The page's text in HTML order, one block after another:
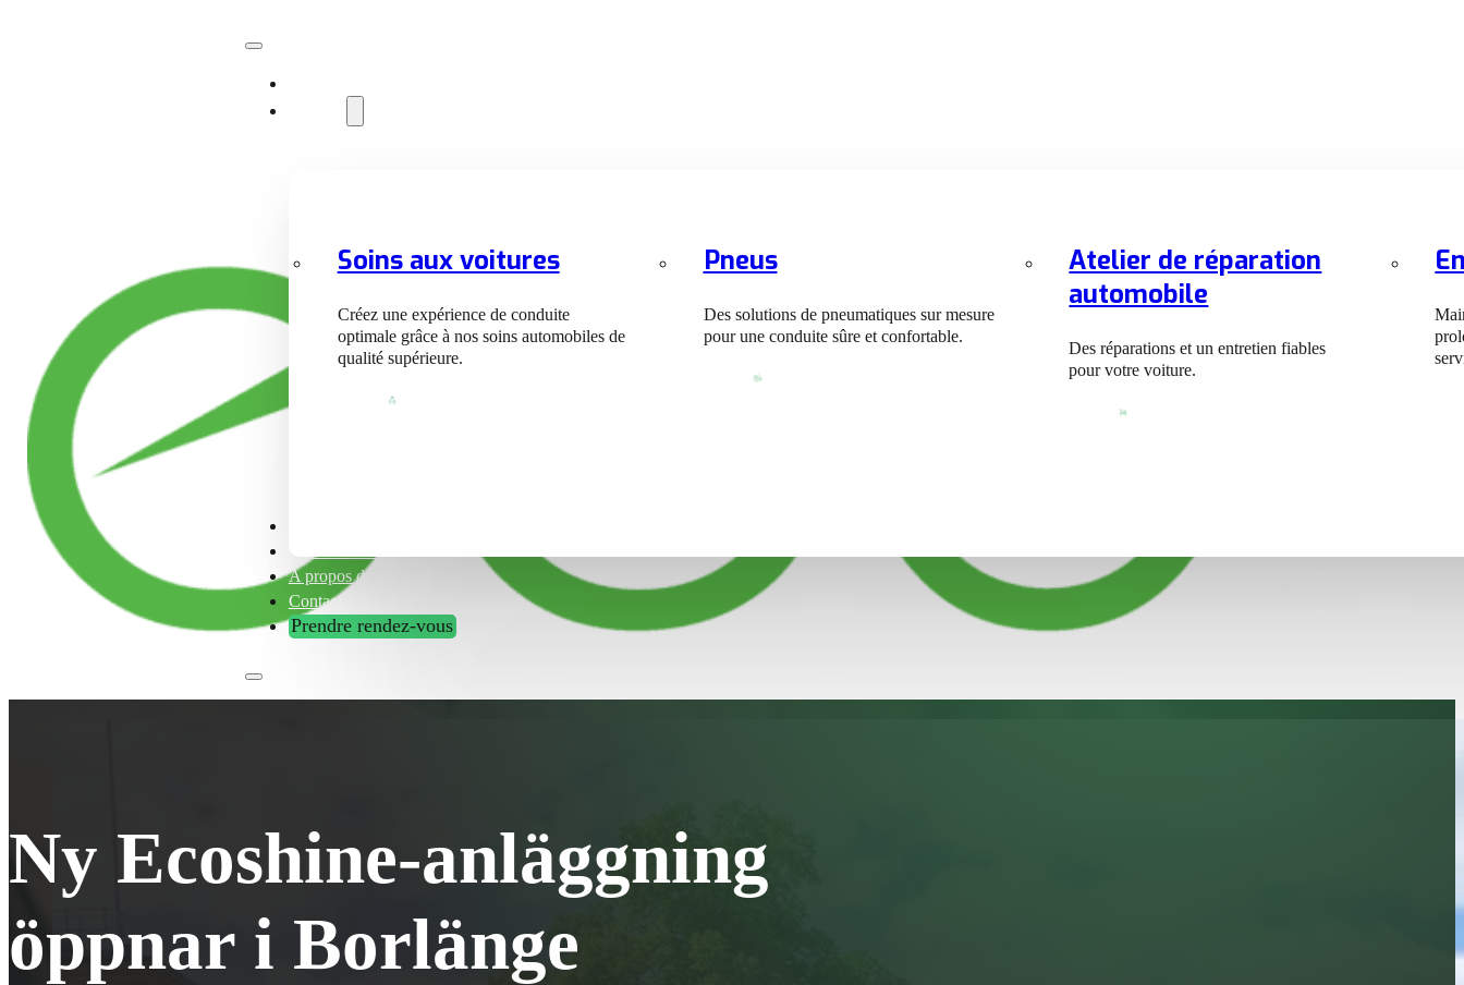
Soins aux voitures
Créez une expérience de conduite
optimale grâce à nos soins automobiles de
qualité supérieure.
Pneus
Des solutions de pneumatiques sur mesure
pour une conduite sûre et confortable.
Atelier de réparation
automobile
Des réparations et un entretien fiables
pour votre voiture.
A propos de nous
Contactez nous
Prendre rendez-vous
Ny Ecoshine-anläggning
öppnar i Borlänge